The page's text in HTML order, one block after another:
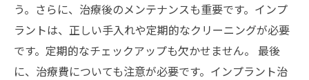
う。さらに、治療後のメンテナンスも重要です。インプ
ラントは、正しい手入れや定期的なクリーニングが必要
です。定期的なチェックアップも欠かせません。 最後
に、治療費についても注意が必要です。インプラント治